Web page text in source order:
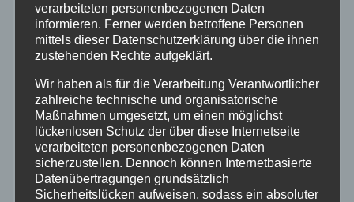
Neuwied
Polizei
Rettungsdienst
Rhein-Lahn
THW
verarbeiteten personenbezogenen Daten
informieren. Ferner werden betroffene Personen
mittels dieser Datenschutzerklärung über die ihnen
zustehenden Rechte aufgeklärt.
Wir haben als für die Verarbeitung Verantwortlicher
zahlreiche technische und organisatorische
Maßnahmen umgesetzt, um einen möglichst
lückenlosen Schutz der über diese Internetseite
verarbeiteten personenbezogenen Daten
sicherzustellen. Dennoch können Internetbasierte
Datenübertragungen grundsätzlich
Sicherheitslücken aufweisen, sodass ein absoluter